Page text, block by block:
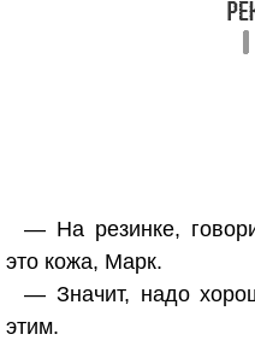
— На резинке,
это кожа, Марк.
— Значит, надо
этим.